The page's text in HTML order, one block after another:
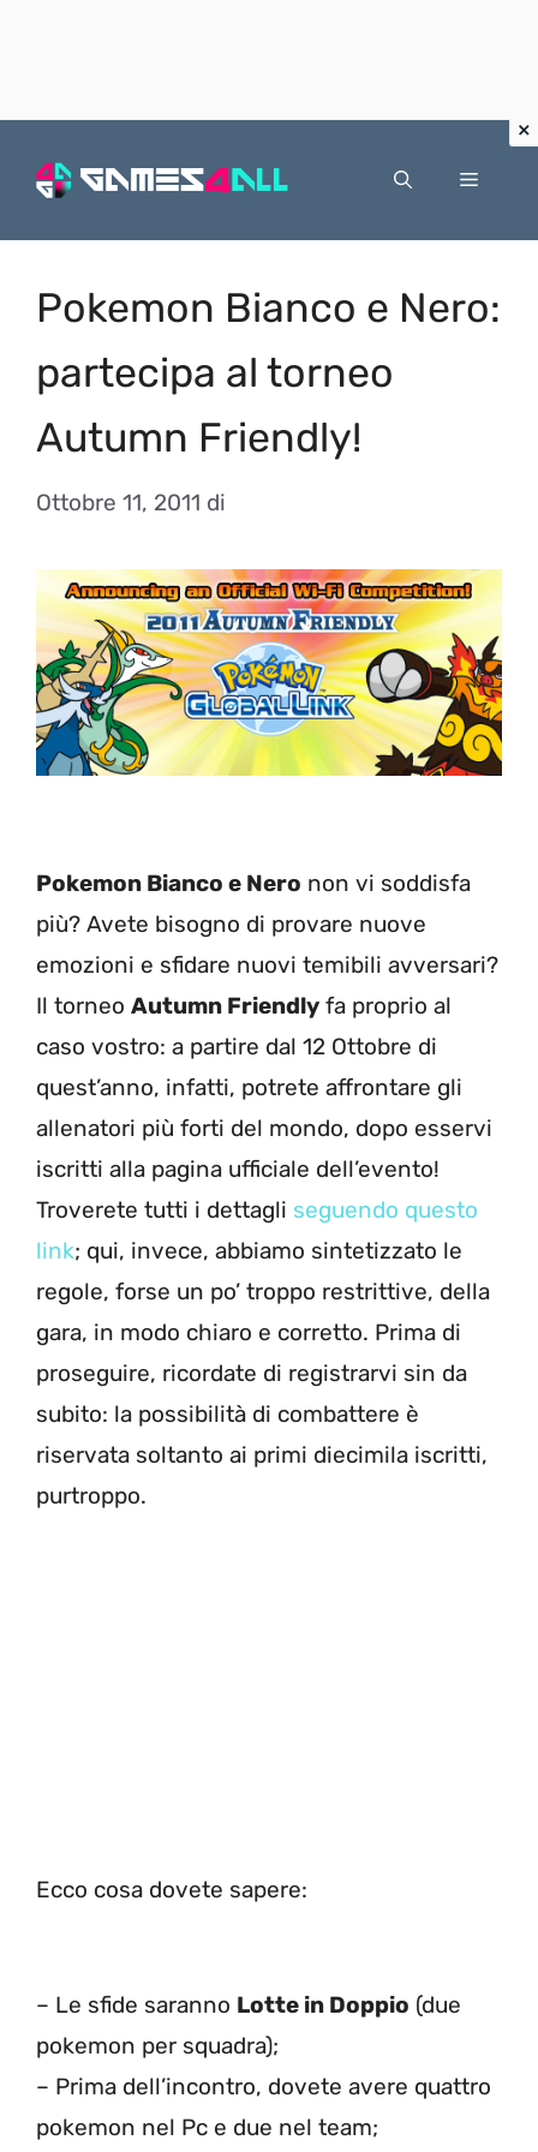
Menu
Pokemon Bianco e Nero:
partecipa al torneo
Autumn Friendly!
Ottobre 11, 2011 di
Pokemon Bianco e Nero non vi soddisfa
più? Avete bisogno di provare nuove
emozioni e sfidare nuovi temibili avversari?
Il torneo Autumn Friendly fa proprio al
caso vostro: a partire dal 12 Ottobre di
quest’anno, infatti, potrete affrontare gli
allenatori più forti del mondo, dopo esservi
iscritti alla pagina ufficiale dell’evento!
Troverete tutti i dettagli seguendo questo
link; qui, invece, abbiamo sintetizzato le
regole, forse un po’ troppo restrittive, della
gara, in modo chiaro e corretto. Prima di
proseguire, ricordate di registrarvi sin da
subito: la possibilità di combattere è
riservata soltanto ai primi diecimila iscritti,
purtroppo.
Ecco cosa dovete sapere:
– Le sfide saranno Lotte in Doppio (due
pokemon per squadra);
– Prima dell’incontro, dovete avere quattro
pokemon nel Pc e due nel team;